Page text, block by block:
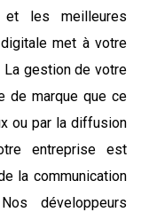
et les meilleures
met à votre
gestion de votre
de marque que ce
ou par la diffusion
entreprise est
la communication
développeurs